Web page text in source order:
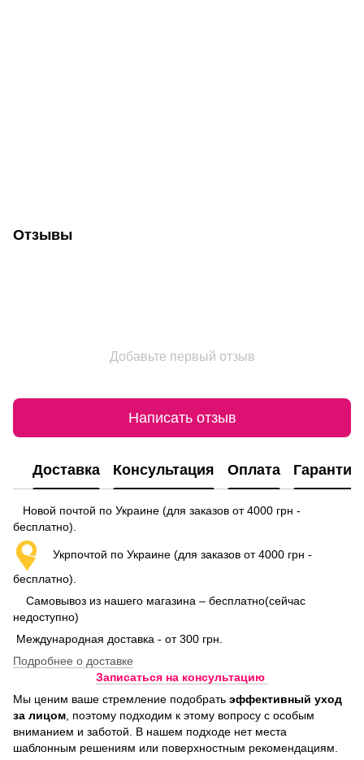
Отзывы
Добавьте первый отзыв
Написать отзыв
Доставка Консультация Оплата Гарантия
Новой почтой по Украине (для заказов от 4000 грн -
бесплатно).
Укрпочтой по Украине (для заказов от 4000 грн -
бесплатно).
Самовывоз из нашего магазина – бесплатно(сейчас
недоступно)
Международная доставка - от 300 грн.
Подробнее о доставке
Записаться на консультацию
Мы ценим ваше стремление подобрать эффективный уход
за лицом , поэтому подходим к этому вопросу с особым
вниманием и заботой. В нашем подходе нет места
шаблонным решениям или поверхностным рекомендациям.